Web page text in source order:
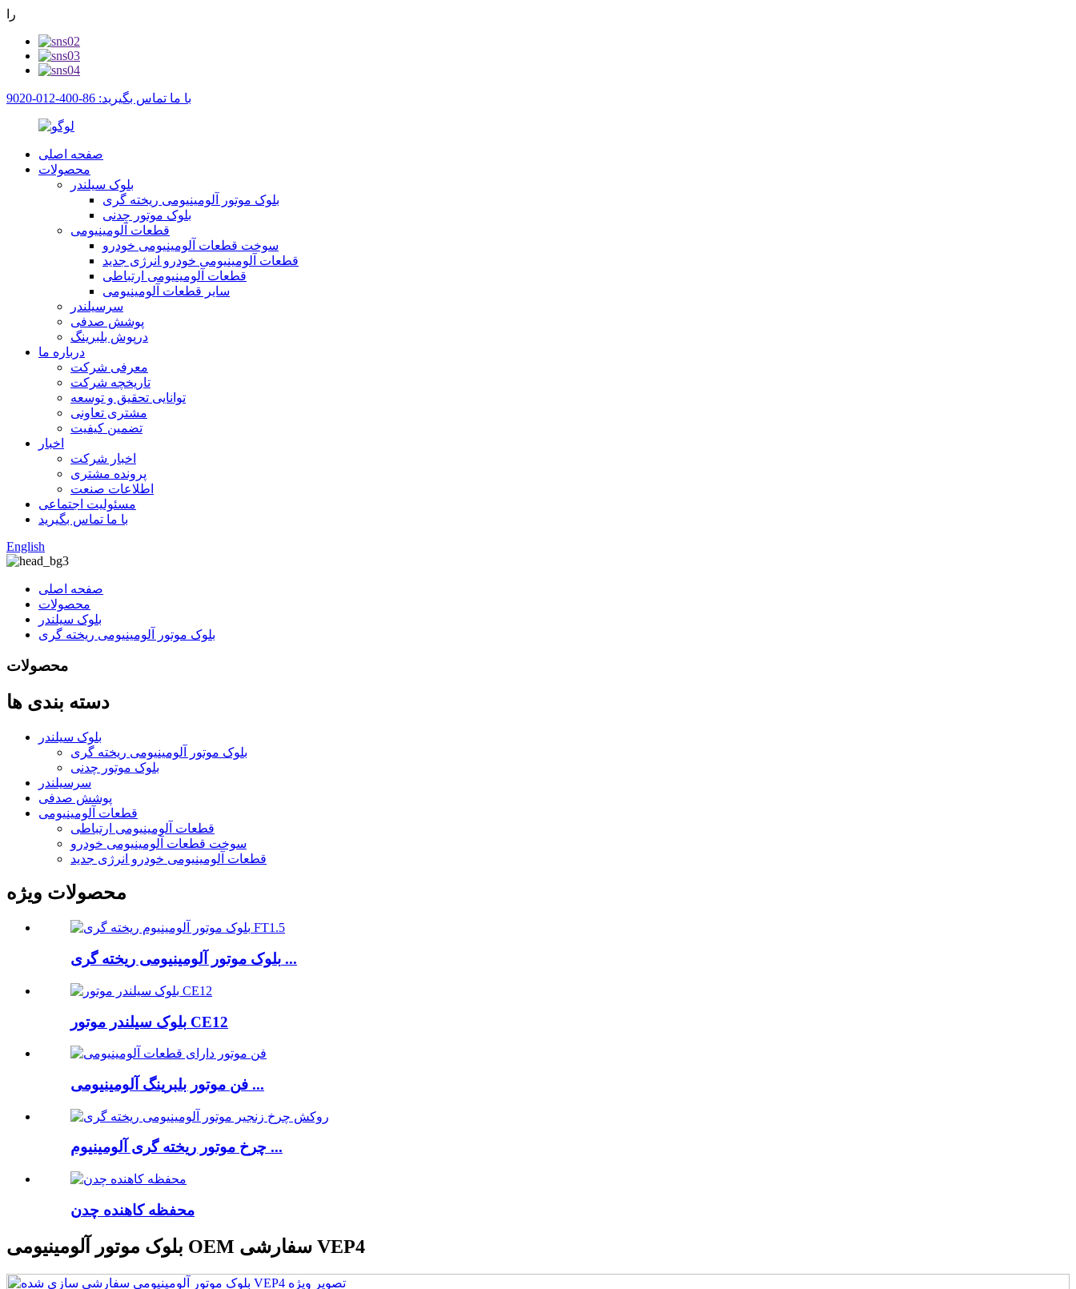
را
با ما تماس بگیرید: 86-400-012-9020
صفحه اصلی
محصولات
بلوک سیلندر
بلوک موتور آلومینیومی ریخته گری
بلوک موتور چدنی
قطعات آلومینیومی
سوخت قطعات آلومینیومی خودرو
قطعات آلومینیومی خودرو انرژی جدید
قطعات آلومینیومی ارتباطی
سایر قطعات آلومینیومی
سرسیلندر
پوشش صدفی
درپوش بلبرینگ
درباره ما
معرفی شرکت
تاریخچه شرکت
توانایی تحقیق و توسعه
مشتری تعاونی
تضمین کیفیت
اخبار
اخبار شرکت
پرونده مشتری
اطلاعات صنعت
مسئولیت اجتماعی
با ما تماس بگیرید
English
صفحه اصلی
محصولات
بلوک سیلندر
بلوک موتور آلومینیومی ریخته گری
محصولات
دسته بندی ها
بلوک سیلندر
بلوک موتور آلومینیومی ریخته گری
بلوک موتور چدنی
سرسیلندر
پوشش صدفی
قطعات آلومینیومی
قطعات آلومینیومی ارتباطی
سوخت قطعات آلومینیومی خودرو
قطعات آلومینیومی خودرو انرژی جدید
محصولات ویژه
بلوک موتور آلومینیومی ریخته گری ...
بلوک سیلندر موتور CE12
فن موتور بلبرینگ آلومینیومی ...
چرخ موتور ریخته گری آلومینیوم ...
محفظه کاهنده چدن
بلوک موتور آلومینیومی OEM سفارشی VEP4